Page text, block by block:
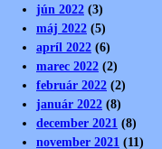
jún 2022 (3)
máj 2022 (5)
apríl 2022 (6)
marec 2022 (2)
február 2022 (2)
január 2022 (8)
december 2021 (8)
november 2021 (11)